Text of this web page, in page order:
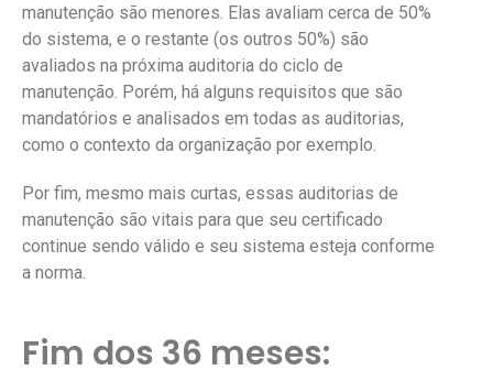
manutenção são menores. Elas avaliam cerca de 50%
do sistema, e o restante (os outros 50%) são
avaliados na próxima auditoria do ciclo de
manutenção. Porém, há alguns requisitos que são
mandatórios e analisados em todas as auditorias,
como o contexto da organização por exemplo.
Por fim, mesmo mais curtas, essas auditorias de
manutenção são vitais para que seu certificado
continue sendo válido e seu sistema esteja conforme
a norma.
Fim dos 36 meses: